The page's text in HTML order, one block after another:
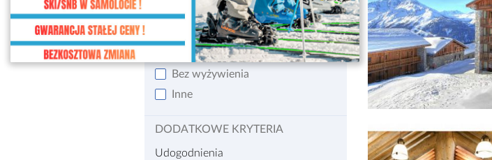
3 posiłki
Śniadanie i obiadokolacja
Śniadanie
Bez wyżywienia
Inne
DODATKOWE KRYTERIA
Udogodnienia